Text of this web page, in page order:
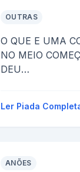
OUTRAS
O QUE E UMA
NO MEIO
DEU
Ler Piada
ANÕES